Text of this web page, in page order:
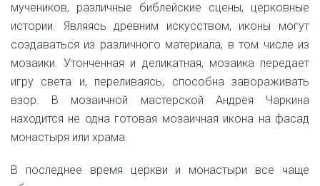
мучеников, различные библейские сцены, церковные
истории. Являясь древним искусством, иконы могут
создаваться из различного материала, в том числе из
мозаики. Утонченная и деликатная, мозаика передает
игру света и, переливаясь, способна завораживать
взор. В мозаичной мастерской Андрея Чаркина
находится не одна готовая мозаичная икона на фасад
монастыря или храма.
В последнее время церкви и монастыри все чаще